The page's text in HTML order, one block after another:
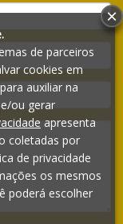
de parceiros
cookies em
auxiliar na
ou gerar
apresenta
coletadas por
de privacidade
os mesmos
poderá escolher
×